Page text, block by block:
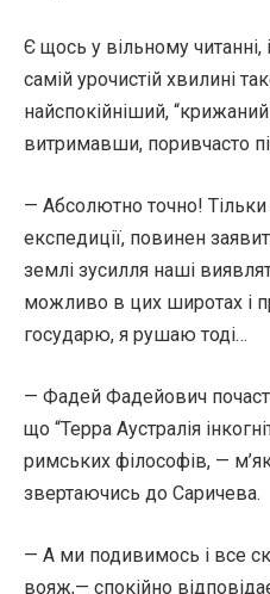
Є щось у вільному читанні, і
самій урочистій хвилині
найспокійніший,
витримавши, поривчасто
— Абсолютно точно! Тільки
експедиції, повинен
землі зусилля наші
можливо в цих широтах і
государю, я рушаю тоді…
— Фадей Фадейович
що “Терра Аустралія
римських філософів, —
звертаючись до Саричева.
— А ми подивимось і все
вояж,— спокійно